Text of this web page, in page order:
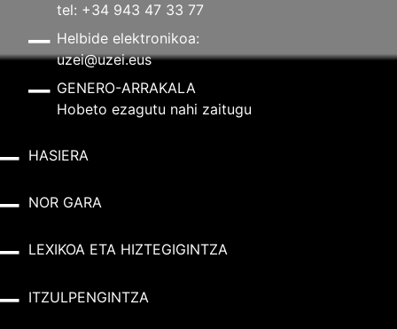
tel: +34 943 47 33 77
Helbide elektronikoa:
uzei@uzei.eus
GENERO-ARRAKALA
Hobeto ezagutu nahi zaitugu
HASIERA
NOR GARA
LEXIKOA ETA HIZTEGIGINTZA
ITZULPENGINTZA